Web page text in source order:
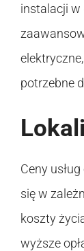
instalacji w
potrzebne
Ceny
się w
koszty
wyższe